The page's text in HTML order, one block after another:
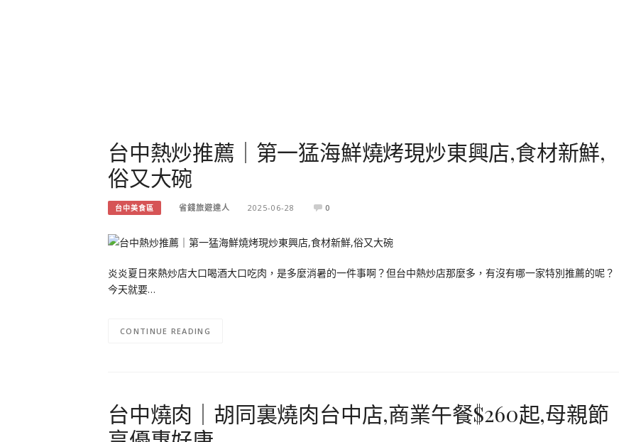
台中熱炒推薦｜第一猛海鮮燒烤現炒東興店,食材新鮮,
俗又大碗
台中美食區 省錢旅遊達人 2025-06-28 0
炎炎夏日來熱炒店大口喝酒大口吃肉，是多麼消暑的一件事啊？但台中熱炒店那麼多，有沒有哪一家特別推薦的呢？
今天就要…
CONTINUE READING
台中燒肉｜胡同裏燒肉台中店,商業午餐$260起,母親節